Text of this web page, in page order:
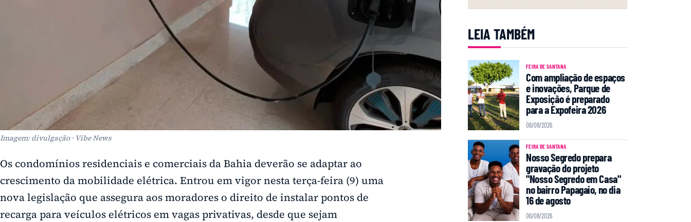
Imagem: divulgação · Vibe News
Os condomínios residenciais e comerciais da Bahia deverão se adaptar ao
crescimento da mobilidade elétrica. Entrou em vigor nesta terça-feira (9) uma
nova legislação que assegura aos moradores o direito de instalar pontos de
recarga para veículos elétricos em vagas privativas, desde que sejam
LEIA TAMBÉM
FEIRA DE SANTANA
Com ampliação de espaços
e inovações, Parque de
Exposição é preparado
para a Expofeira 2026
06/08/2026
FEIRA DE SANTANA
Nosso Segredo prepara
gravação do projeto
"Nosso Segredo em Casa"
no bairro Papagaio, no dia
16 de agosto
06/08/2026